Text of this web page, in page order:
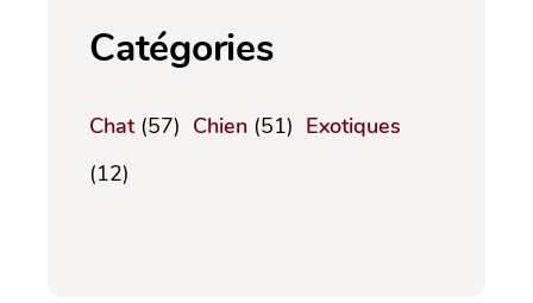
Catégories
Chat(57) Chien (51) Exotiques
(12)